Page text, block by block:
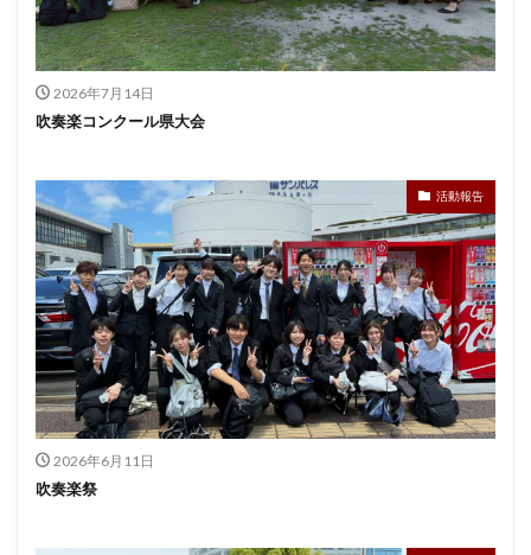
2026年7月14日
吹奏楽コンクール県大会
活動報告
2026年6月11日
吹奏楽祭